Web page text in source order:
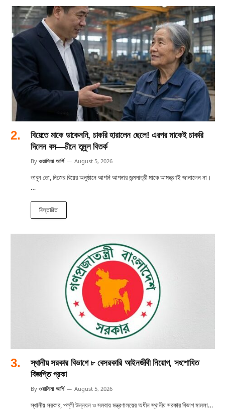
বিয়েতে মাকে ডাকেননি, চাকরি হারালেন ছেলে! এরপর মাকেই চাকরি
দিলেন বস—চীনে তুমুল বিতর্ক
By ওয়াসিমা আর্শি August 5, 2026
ভাবুন তো, নিজের বিয়ের অনুষ্ঠানে আপনি আপনার জন্মদাত্রী মাকে আমন্ত্রণই জানালেন না।
…
বিস্তারিত
স্থানীয় সরকার বিভাগে ৮ বেসরকারি আইনজীবী নিয়োগ, সংশোধিত
বিজ্ঞপ্তি প্রকা
By ওয়াসিমা আর্শি August 5, 2026
স্থানীয় সরকার, পল্লী উন্নয়ন ও সমবায় মন্ত্রণালয়ের অধীন স্থানীয় সরকার বিভাগ মামলা…